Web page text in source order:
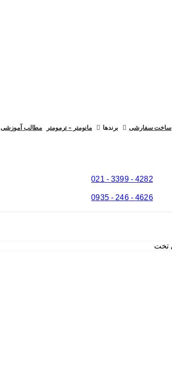
ساخت سفارشی برندها مانومتر – ترمومتر مطالب آموزشی
4282 - 3399 - 021
4626 - 246 - 0935